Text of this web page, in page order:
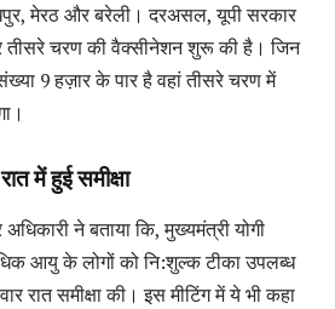
मेरठ और बरेली। दरअसल, यूपी सरकार
तीसरे चरण की वैक्सीनेशन शुरू की है। जिन
9 हज़ार के पार है वहां तीसरे चरण में
में हुई समीक्षा
ने बताया कि, मुख्यमंत्री योगी
आयु के लोगों को नि:शुल्क टीका उपलब्ध
रात समीक्षा की। इस मीटिंग में ये भी कहा